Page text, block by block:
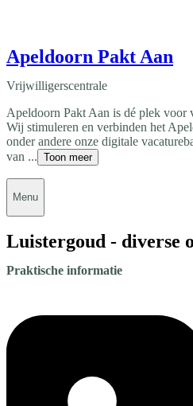
Apeldoorn Pakt Aan
Vrijwilligerscentrale
Apeldoorn Pakt Aan is dé plek
Wij stimuleren en verbinden het
onder andere onze digitale
van ... Toon meer
Menu
Luistergoud - diverse
Praktische informatie